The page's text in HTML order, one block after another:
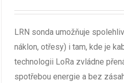
LRN sonda umožňuje
náklon, otřesy) i tam, kde je
technologii LoRa zvládne
spotřebou energie a bez